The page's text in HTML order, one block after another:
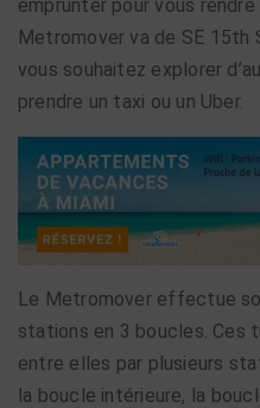
emprunter pour vous
Metromover va de SE
vous souhaitez explorer
prendre un taxi ou un Uber.
Le Metromover effectue
stations en 3 boucles. Ces
entre elles par plusieurs
la boucle intérieure, la